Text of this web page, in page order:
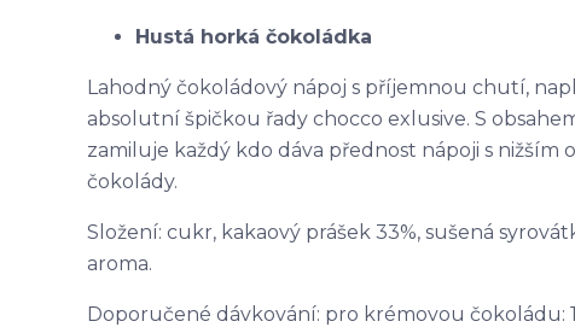
Hustá horká čokoládka
Lahodný čokoládový nápoj s příjemnou chutí,
absolutní špičkou řady chocco exlusive. S
zamiluje každý kdo dáva přednost nápoji s
čokolády.
Složení: cukr, kakaový prášek 33%, sušená
aroma.
Doporučené dávkování: pro krémovou čokoládu: